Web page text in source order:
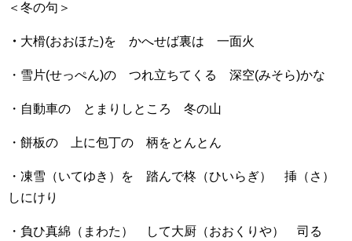
＜冬の句＞
・ 大榾(おおほた)を かへせば裏は 一面火
・雪片(せっぺん)の つれ立ちてくる 深空(みそら)かな
・自動車の とまりしところ 冬の山
・餅板の 上に包丁の 柄をとんとん
・凍雪（いてゆき）を 踏んで柊（ひいらぎ） 挿（さ）
しにけり
・負ひ真綿（まわた） して大厨（おおくりや） 司る